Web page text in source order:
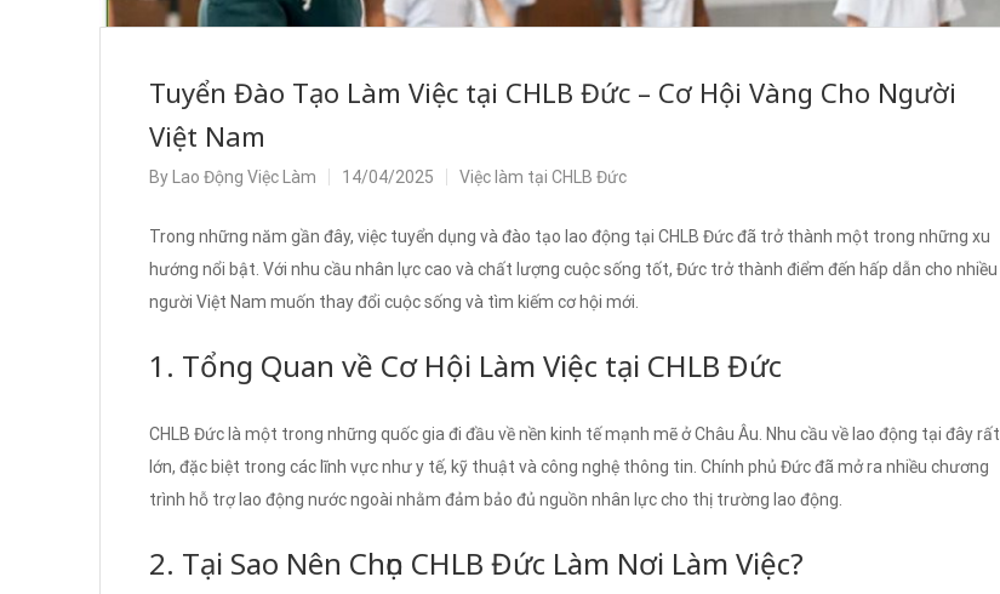
Tuyển Đào Tạo Làm Việc tại CHLB Đức – Cơ Hội Vàng Cho Người
Việt Nam
By Lao Động Việc Làm 14/04/2025 Việc làm tại CHLB Đức
Trong những năm gần đây, việc tuyển dụng và đào tạo lao động tại CHLB Đức đã trở thành một trong những xu
hướng nổi bật. Với nhu cầu nhân lực cao và chất lượng cuộc sống tốt, Đức trở thành điểm đến hấp dẫn cho nhiều
người Việt Nam muốn thay đổi cuộc sống và tìm kiếm cơ hội mới.
1. Tổng Quan về Cơ Hội Làm Việc tại CHLB Đức
CHLB Đức là một trong những quốc gia đi đầu về nền kinh tế mạnh mẽ ở Châu Âu. Nhu cầu về lao động tại đây rất
lớn, đặc biệt trong các lĩnh vực như y tế, kỹ thuật và công nghệ thông tin. Chính phủ Đức đã mở ra nhiều chương
trình hỗ trợ lao động nước ngoài nhằm đảm bảo đủ nguồn nhân lực cho thị trường lao động.
2. Tại Sao Nên Chọn CHLB Đức Làm Nơi Làm Việc?